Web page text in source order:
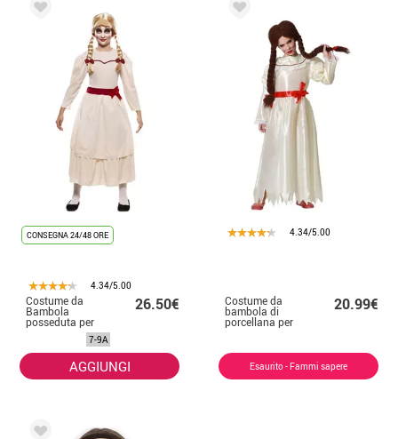
CONSEGNA 24/48 ORE
4.34/5.00
Costume da
Bambola
posseduta per
bambina
26.50€
7-9A
AGGIUNGI
4.34/5.00
Costume da
bambola di
porcellana per
bambina
20.99€
Esaurito - Fammi sapere